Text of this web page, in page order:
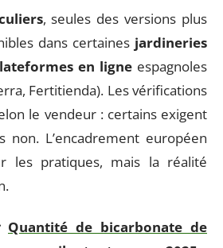
, seules des versions plus
dans certaines jardineries
en ligneespagnoles
Fertitienda). Les vérifications
le vendeur : certains exigent
non. L’encadrement européen
les pratiques, mais la réalité
Quantité de bicarbonate de